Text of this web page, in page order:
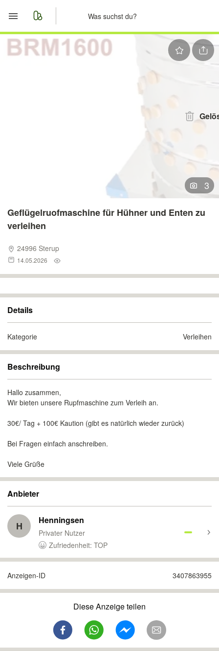
Start
3
Geflügelruofmaschine für Hühner und Enten zu
verleihen
24996 Sterup
14.05.2026
Details
Kategorie Verleihen
Beschreibung
Hallo zusammen,
Wir bieten unsere Rupfmaschine zum Verleih an.
30€/ Tag + 100€ Kaution (gibt es natürlich wieder zurück)
Bei Fragen einfach anschreiben.
Viele Grüße
Anbieter
H Henningsen
Privater Nutzer
Zufriedenheit: TOP
Anzeigen-ID 3407863955
Diese Anzeige teilen